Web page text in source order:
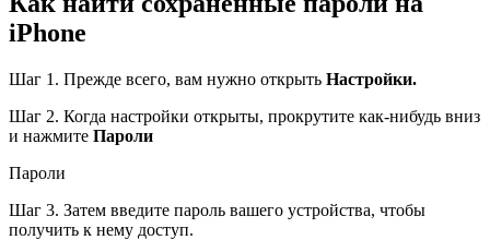
iPhone
Шаг 1. Прежде всего, вам нужно открыть Настройки.
Шаг 2. Когда настройки открыты, прокрутите как-нибудь вниз
и нажмите Пароли
Пароли
Шаг 3. Затем введите пароль вашего устройства, чтобы
получить к нему доступ.